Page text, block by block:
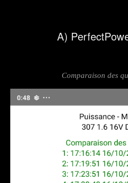
A)
Comparaison des